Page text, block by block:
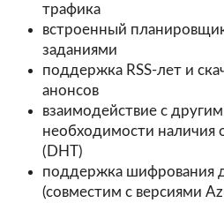
трафика
встроенный
заданиями
поддержка RSS-лет и
анонсов
взаимодействие с
необходимости наличия
(DHT)
поддержка шифрования
(совместим с версиями